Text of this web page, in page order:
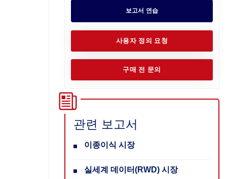
보고서 연습
사용자 정의 요청
구매 전 문의
관련 보고서
이종이식 시장
실세계 데이터(RWD) 시장